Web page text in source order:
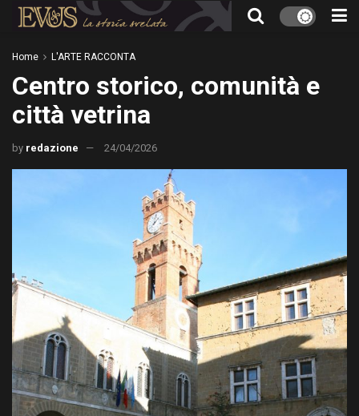
Home L'ARTE RACCONTA
Centro storico, comunità e
città vetrina
by redazione 24/04/2026